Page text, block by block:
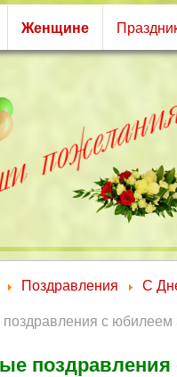
Женщине
Поздравления
С
с